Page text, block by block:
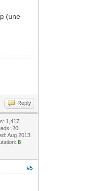
(une
Reply
1,417
20
Aug 2013
8
#5